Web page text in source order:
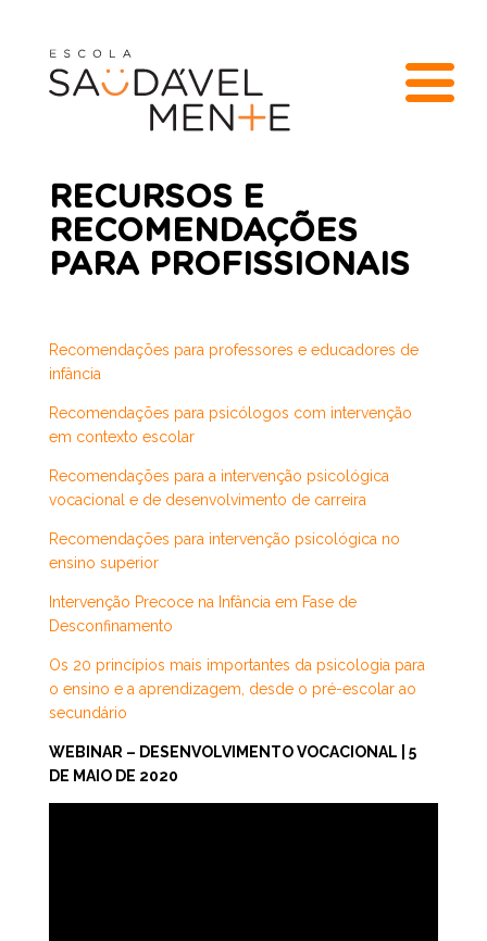
RECURSOS E
RECOMENDAÇÕES
PARA PROFISSIONAIS
Recomendações para professores e educadores de
infância
Recomendações para psicólogos com intervenção
em contexto escolar
Recomendações para a intervenção psicológica
vocacional e de desenvolvimento de carreira
Recomendações para intervenção psicológica no
ensino superior
Intervenção Precoce na Infância em Fase de
Desconfinamento
Os 20 princípios mais importantes da psicologia para
o ensino e a aprendizagem, desde o pré-escolar ao
secundário
WEBINAR – DESENVOLVIMENTO VOCACIONAL | 5
DE MAIO DE 2020